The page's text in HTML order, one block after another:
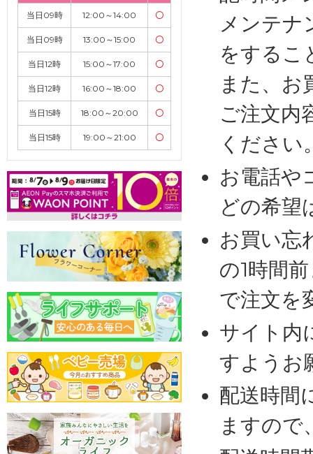
当日09時 12:00～14:00 〇
当日09時 13:00～15:00 〇
当日12時 15:00～17:00 〇
当日12時 16:00～18:00 〇
当日15時 18:00～20:00 〇
当日15時 19:00～21:00 〇
メンテナ
をするこ
また、お
ご注文内
ください
お電話や
どの希望
お買い忘
の1時間
で注文を
サイト内
すようお
配送時間
ますので